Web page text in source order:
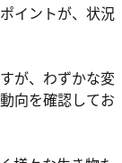
イントが、状況
が、わずかな変
向を確認してお